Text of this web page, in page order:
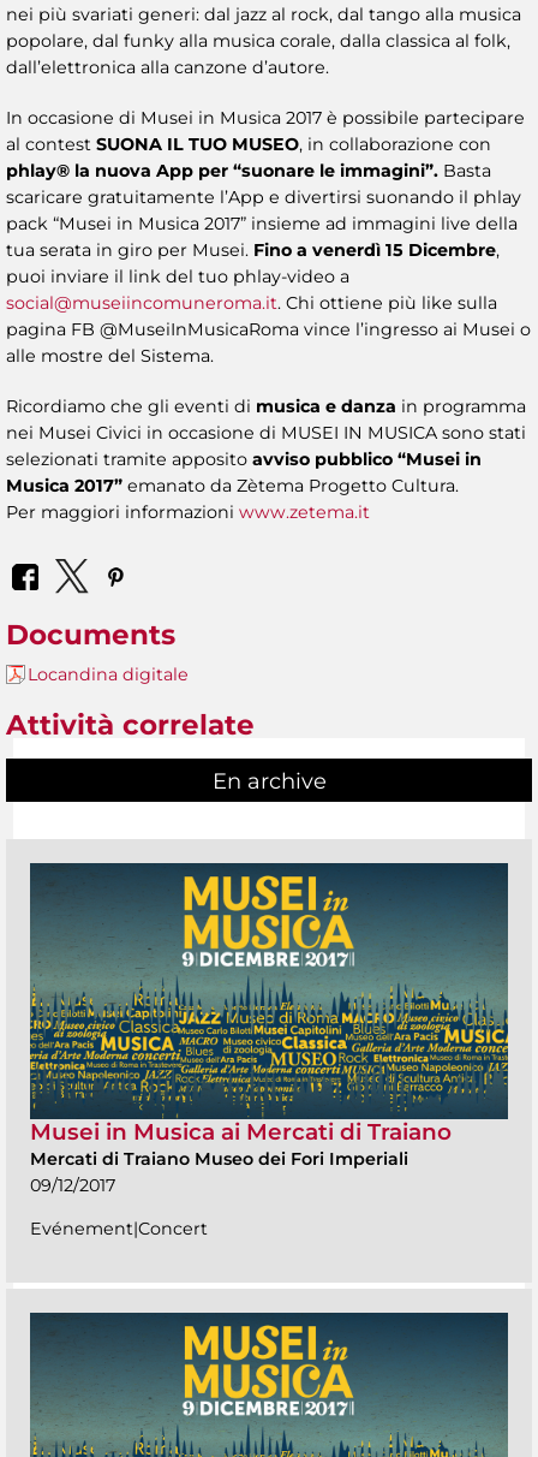
nei più svariati generi: dal jazz al rock, dal tango alla musica
popolare, dal funky alla musica corale, dalla classica al folk,
dall’elettronica alla canzone d’autore.
In occasione di Musei in Musica 2017 è possibile partecipare
al contest SUONA IL TUO MUSEO, in collaborazione con
phlay® la nuova App per “suonare le immagini”. Basta
scaricare gratuitamente l’App e divertirsi suonando il phlay
pack “Musei in Musica 2017” insieme ad immagini live della
tua serata in giro per Musei. Fino a venerdì 15 Dicembre,
puoi inviare il link del tuo phlay-video a
social@museiincomuneroma.it. Chi ottiene più like sulla
pagina FB @MuseiInMusicaRoma vince l’ingresso ai Musei o
alle mostre del Sistema.
Ricordiamo che gli eventi di musica e danza in programma
nei Musei Civici in occasione di MUSEI IN MUSICA sono stati
selezionati tramite apposito avviso pubblico “Musei in
Musica 2017” emanato da Zètema Progetto Cultura.
Per maggiori informazioni www.zetema.it
Documents
Locandina digitale
Attività correlate
En archive
Musei in Musica ai Mercati di Traiano
Mercati di Traiano Museo dei Fori Imperiali
09/12/2017
Evénement|Concert